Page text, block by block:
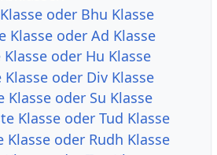
oder Bhu Klasse
Klasse oder Ad Klasse
oder Hu Klasse
Klasse oder Div Klasse
Klasse oder Su Klasse
Klasse oder Tud Klasse
Klasse oder Rudh Klasse